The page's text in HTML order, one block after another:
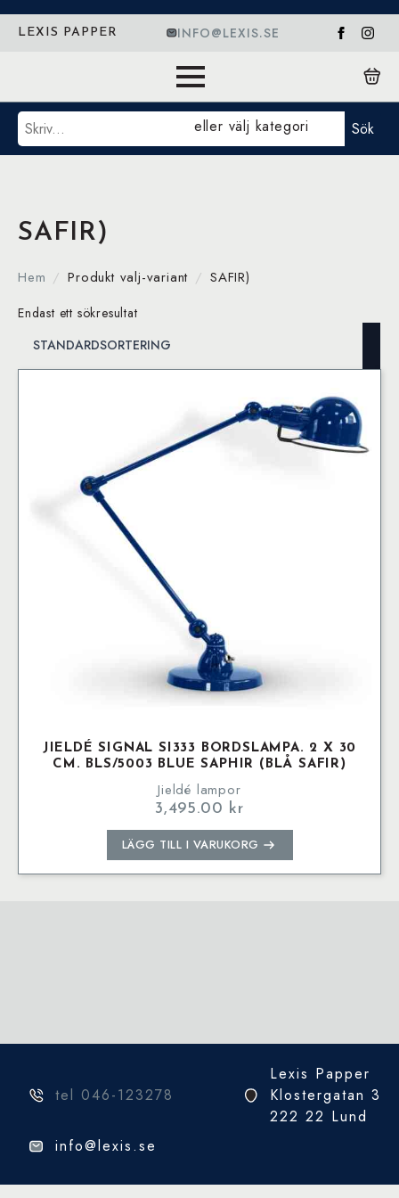
LEXIS PAPPER INFO@LEXIS.SE
Sök eller välj kategori Sök
SAFIR)
Hem Produkt valj-variant SAFIR)
Endast ett sökresultat
JIELDÉ SIGNAL SI333 BORDSLAMPA. 2 X 30
CM. BLS/5003 BLUE SAPHIR (BLÅ SAFIR)
Jieldé lampor
3,495.00 kr
LÄGG TILL I VARUKORG
tel 046-123278
Lexis Papper
Klostergatan 3
222 22 Lund
info@lexis.se